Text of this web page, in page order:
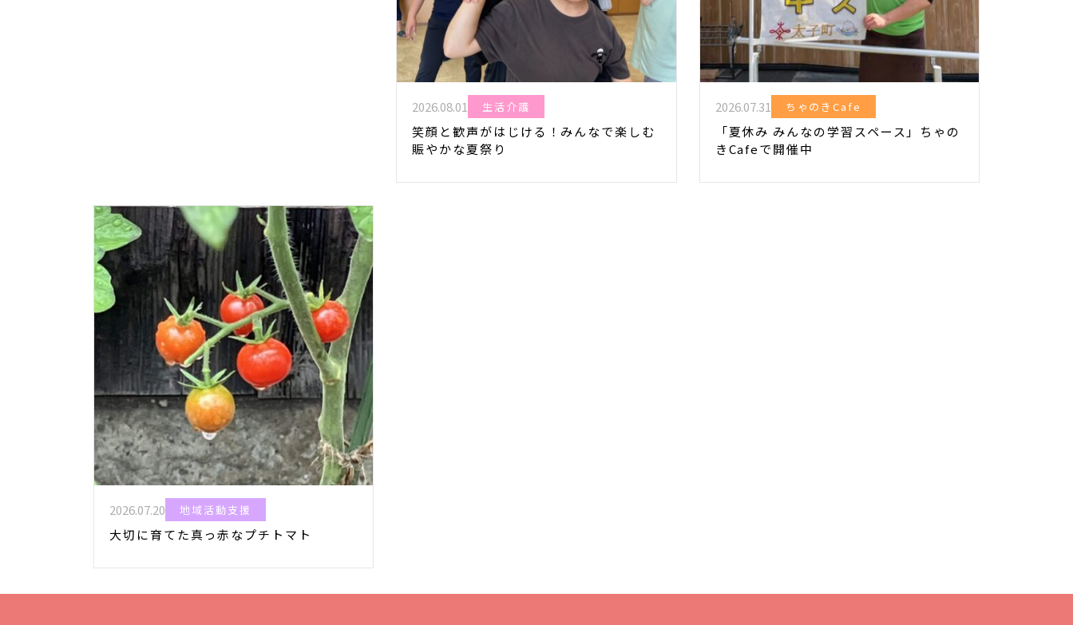
2026.08.01 生活介護
笑顔と歓声がはじける！みんなで楽しむ
賑やかな夏祭り
2026.07.31 ちゃのきCafe
「夏休み みんなの学習スペース」ちゃの
きCafeで開催中
2026.07.20 地域活動支援
大切に育てた真っ赤なプチトマト